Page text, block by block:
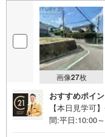
画像27枚
おすすめポイ
【本日見学可
間:平日:10:00